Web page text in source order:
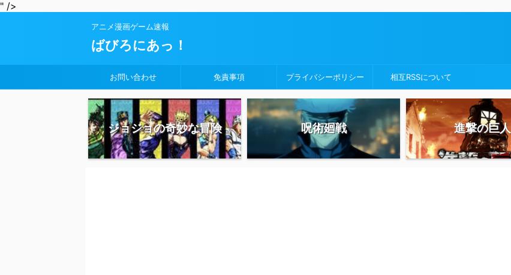
" />
アニメ漫画ゲーム速報
ばびろにあっ！
お問い合わせ 免責事項 プライバシーポリシー 相互RSSについて
ジョジョの奇妙な冒険 呪術廻戦 進撃の巨人